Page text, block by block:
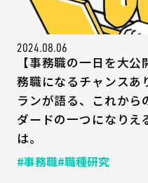
2024.08.06
【事務職の一日を大
務職になるチャンスあ
ランが語る、これから
ダードの一つになりえ
は。
#事務職#職種研究